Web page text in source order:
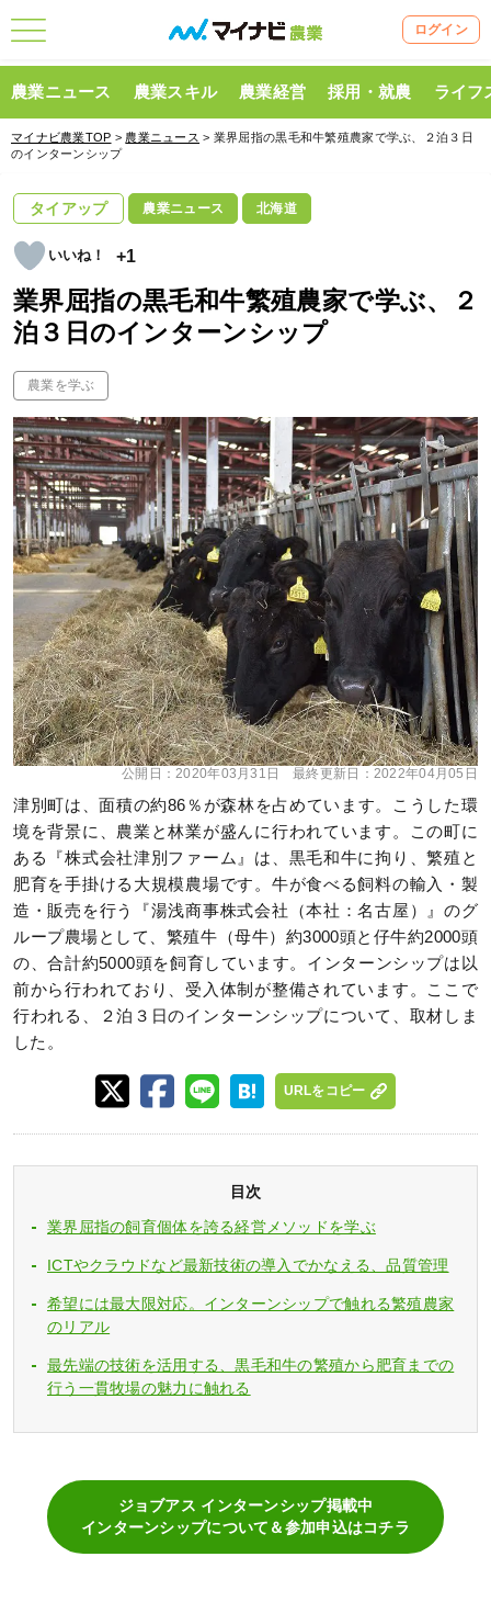
ログイン
農業ニュース 農業スキル 農業経営 採用・就農 ライフ
マイナビ農業TOP > 農業ニュース > 業界屈指の黒毛和牛繁殖農家で学ぶ、２泊３日
のインターンシップ
タイアップ 農業ニュース 北海道
+1
業界屈指の黒毛和牛繁殖農家で学ぶ、２
泊３日のインターンシップ
農業を学ぶ
公開日：2020年03月31日 最終更新日： 2022年04月05日
津別町は、面積の約86％が森林を占めています。こうした環
境を背景に、農業と林業が盛んに行われています。この町に
ある『株式会社津別ファーム』は、黒毛和牛に拘り、繁殖と
肥育を手掛ける大規模農場です。牛が食べる飼料の輸入・製
造・販売を行う『湯浅商事株式会社（本社：名古屋）』のグ
ループ農場として、繁殖牛（母牛）約3000頭と仔牛約2000頭
の、合計約5000頭を飼育しています。インターンシップは以
前から行われており、受入体制が整備されています。ここで
行われる、２泊３日のインターンシップについて、取材しま
した。
URLをコピー
目次
業界屈指の飼育個体を誇る経営メソッドを学ぶ
ICTやクラウドなど最新技術の導入でかなえる、品質管理
希望には最大限対応。インターンシップで触れる繁殖農家
のリアル
最先端の技術を活用する、黒毛和牛の繁殖から肥育までの
行う一貫牧場の魅力に触れる
ジョブアス インターンシップ掲載中
インターンシップについて＆参加申込はコチラ